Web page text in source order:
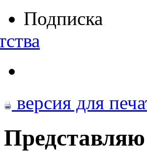
Подписка
версия для